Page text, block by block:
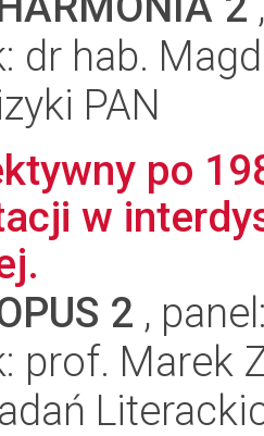
dr hab.
PAN
po
w
2 ,
prof. Marek